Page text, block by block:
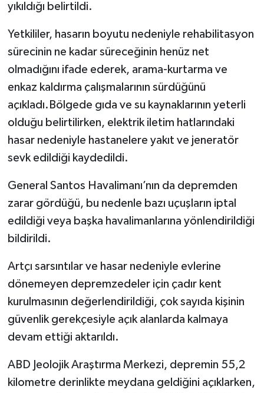
yıkıldığı belirtildi.
Yetkililer, hasarın boyutu nedeniyle rehabilitasyon
sürecinin ne kadar süreceğinin henüz net
olmadığını ifade ederek, arama-kurtarma ve
enkaz kaldırma çalışmalarının sürdüğünü
açıkladı.Bölgede gıda ve su kaynaklarının yeterli
olduğu belirtilirken, elektrik iletim hatlarındaki
hasar nedeniyle hastanelere yakıt ve jeneratör
sevk edildiği kaydedildi.
General Santos Havalimanı’nın da depremden
zarar gördüğü, bu nedenle bazı uçuşların iptal
edildiği veya başka havalimanlarına yönlendirildiği
bildirildi.
Artçı sarsıntılar ve hasar nedeniyle evlerine
dönemeyen depremzedeler için çadır kent
kurulmasının değerlendirildiği, çok sayıda kişinin
güvenlik gerekçesiyle açık alanlarda kalmaya
devam ettiği aktarıldı.
ABD Jeolojik Araştırma Merkezi, depremin 55,2
kilometre derinlikte meydana geldiğini açıklarken,